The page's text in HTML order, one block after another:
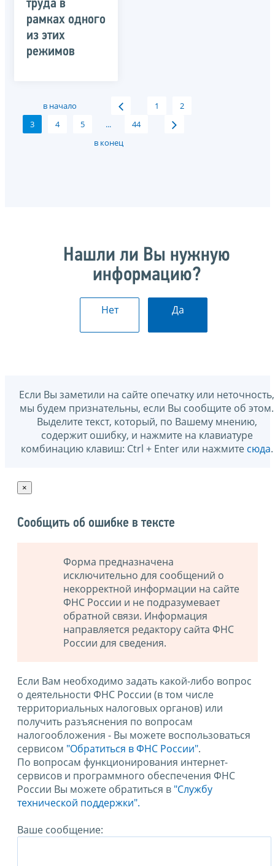
труда в
рамках одного
из этих
режимов
в начало 1
2
3
4 5 ...
44
в конец
Нашли ли Вы нужную
информацию?
Нет Да
Если Вы заметили на сайте опечатку или неточность,
мы будем признательны, если Вы сообщите об этом.
Выделите текст, который, по Вашему мнению,
содержит ошибку, и нажмите на клавиатуре
комбинацию клавиш: Ctrl + Enter или нажмите сюда.
×
Сообщить об ошибке в тексте
Форма предназначена
исключительно для сообщений о
некорректной информации на сайте
ФНС России и не подразумевает
обратной связи. Информация
направляется редактору сайта ФНС
России для сведения.
Если Вам необходимо задать какой-либо вопрос
о деятельности ФНС России (в том числе
территориальных налоговых органов) или
получить разъяснения по вопросам
налогообложения - Вы можете воспользоваться
сервисом "Обратиться в ФНС России".
По вопросам функционирования интернет-
сервисов и программного обеспечения ФНС
России Вы можете обратиться в "Службу
технической поддержки".
Ваше сообщение: